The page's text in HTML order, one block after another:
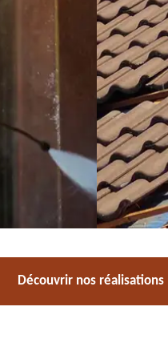
Découvrir nos réalisations